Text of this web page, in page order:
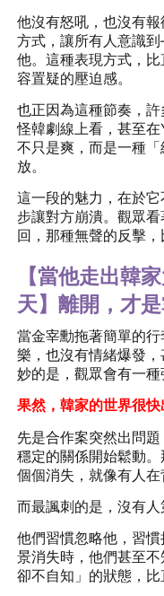
他沒有怒吼，也沒有
方式，讓所有人意識
他。這種表現方式，
容置疑的壓迫感。
也正因為這種節奏，
怪韓劇線上看，甚至
不只是爽，而是一種
放。
這一段的魅力，在於
步讓對方崩潰。觀眾
回，那種無聲的反擊，
【當他走出韓
天】離開，才
當金宰勳拖著簡單的
樂，也沒有情緒爆發
妙的是，觀眾會有一
果然，韓家的世界很快
先是合作案突然出問
穩定的關係開始鬆動
個個消失，就像有人在
而最諷刺的是，沒有人
他們習慣忽略他，習
景消失時，他們甚至
卻不自知」的狀態，比